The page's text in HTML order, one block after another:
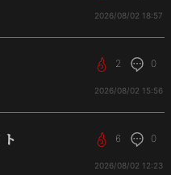
2026/08/02 18:57
2 0
2026/08/02 15:56
6 0
2026/08/02 12:23